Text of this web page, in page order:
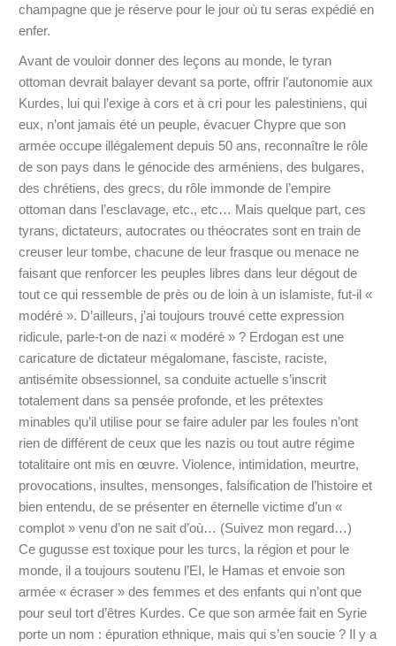
champagne que je réserve pour le jour où tu seras expédié en
enfer.
Avant de vouloir donner des leçons au monde, le tyran
ottoman devrait balayer devant sa porte, offrir l’autonomie aux
Kurdes, lui qui l’exige à cors et à cri pour les palestiniens, qui
eux, n’ont jamais été un peuple, évacuer Chypre que son
armée occupe illégalement depuis 50 ans, reconnaître le rôle
de son pays dans le génocide des arméniens, des bulgares,
des chrétiens, des grecs, du rôle immonde de l’empire
ottoman dans l’esclavage, etc., etc… Mais quelque part, ces
tyrans, dictateurs, autocrates ou théocrates sont en train de
creuser leur tombe, chacune de leur frasque ou menace ne
faisant que renforcer les peuples libres dans leur dégout de
tout ce qui ressemble de près ou de loin à un islamiste, fut-il «
modéré ». D’ailleurs, j’ai toujours trouvé cette expression
ridicule, parle-t-on de nazi « modéré » ? Erdogan est une
caricature de dictateur mégalomane, fasciste, raciste,
antisémite obsessionnel, sa conduite actuelle s’inscrit
totalement dans sa pensée profonde, et les prétextes
minables qu’il utilise pour se faire aduler par les foules n’ont
rien de différent de ceux que les nazis ou tout autre régime
totalitaire ont mis en œuvre. Violence, intimidation, meurtre,
provocations, insultes, mensonges, falsification de l’histoire et
bien entendu, de se présenter en éternelle victime d’un «
complot » venu d’on ne sait d’où… (Suivez mon regard…)
Ce gugusse est toxique pour les turcs, la région et pour le
monde, il a toujours soutenu l’EI, le Hamas et envoie son
armée « écraser » des femmes et des enfants qui n’ont que
pour seul tort d’êtres Kurdes. Ce que son armée fait en Syrie
porte un nom : épuration ethnique, mais qui s’en soucie ? Il y a